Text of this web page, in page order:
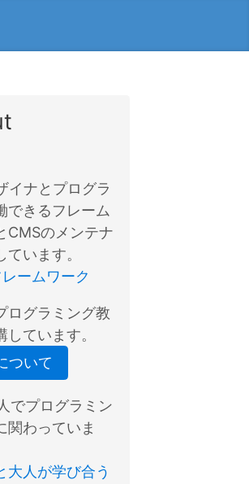
イナとプログラ
できるフレーム
CMSのメンテナ
ています。
ームワーク
ログラミング教
しています。
ついて
でプログラミン
関わっていま
大人が学び合う